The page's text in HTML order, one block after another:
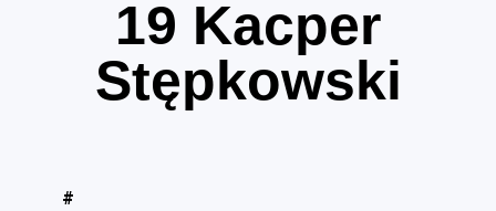
19 Kacper
Stępkowski
#